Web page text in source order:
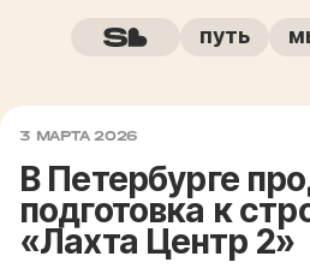
путь
3 МАРТА 2026
В Петербурге
подготовка к
«Лахта Центр 2»